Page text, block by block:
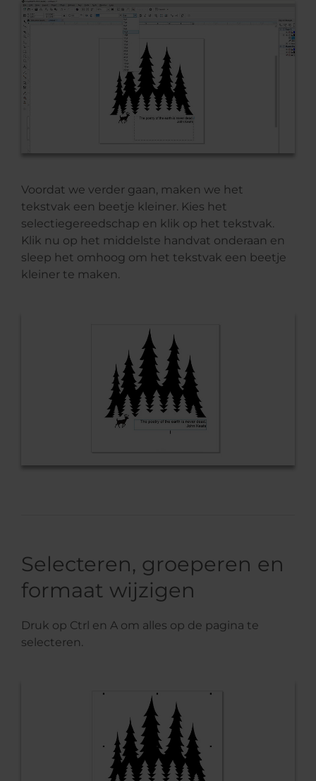
Voordat we verder gaan, maken we het
tekstvak een beetje kleiner. Kies het
selectiegereedschap en klik op het tekstvak.
Klik nu op het middelste handvat onderaan en
sleep het omhoog om het tekstvak een beetje
kleiner te maken.
Selecteren, groeperen en
formaat wijzigen
Druk op Ctrl en A om alles op de pagina te
selecteren.